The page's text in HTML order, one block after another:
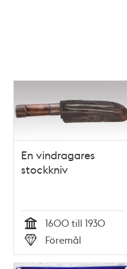
En vindragares
stockkniv
Tid
1600 till 1930
Typ
Föremål